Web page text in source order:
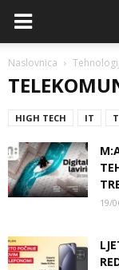
Naslovnica
HIGH TECH IT
19/